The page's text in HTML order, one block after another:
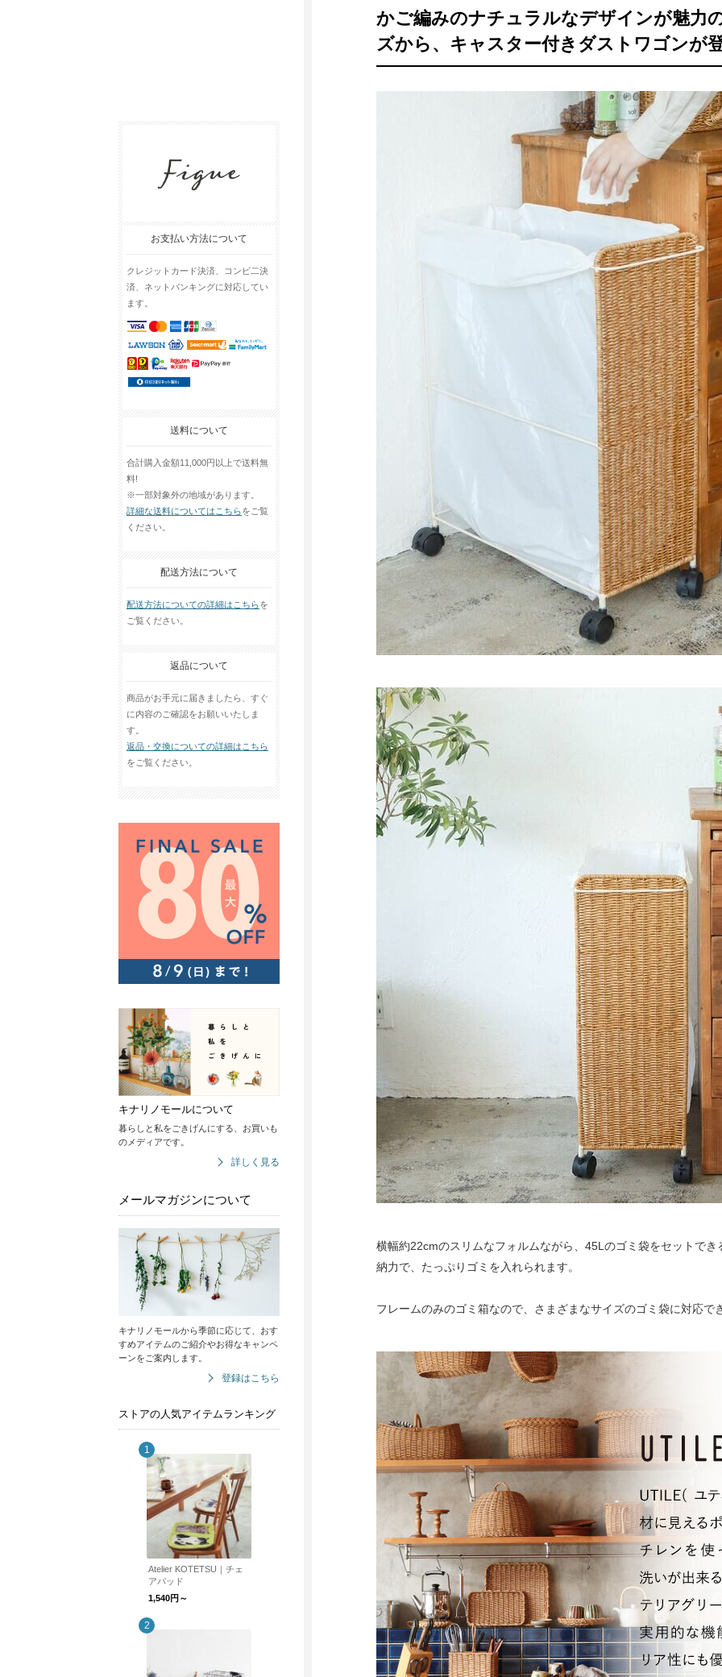
お支払い方法について
クレジットカード決済、コンビ二決
済、ネットバンキングに対応してい
ます。
送料について
合計購入金額11,000円以上で送料無
料!
※一部対象外の地域があります。
詳細な送料についてはこちらをご覧
ください。
配送方法について
配送方法についての詳細はこちらを
ご覧ください。
返品について
商品がお手元に届きましたら、すぐ
に内容のご確認をお願いいたしま
す。
返品・交換についての詳細はこちら
をご覧ください。
キナリノモールについて
暮らしと私をごきげんにする、お買いも
のメディアです。
詳しく見る
メールマガジンについて
キナリノモールから季節に応じて、おす
すめアイテムのご紹介やお得なキャンペ
ーンをご案内します。
登録はこちら
ストアの人気アイテムランキング
Atelier KOTETSU｜チェ
アパッド
1,540円～
かご編みのナチュラルなデザインが魅力
ズから、キャスター付きダストワゴンが登
横幅約22cmのスリムなフォルムながら、45Lのゴミ袋をセットでき
納力で、たっぷりゴミを入れられます。
フレームのみのゴミ箱なので、さまざまなサイズのゴミ袋に対応で